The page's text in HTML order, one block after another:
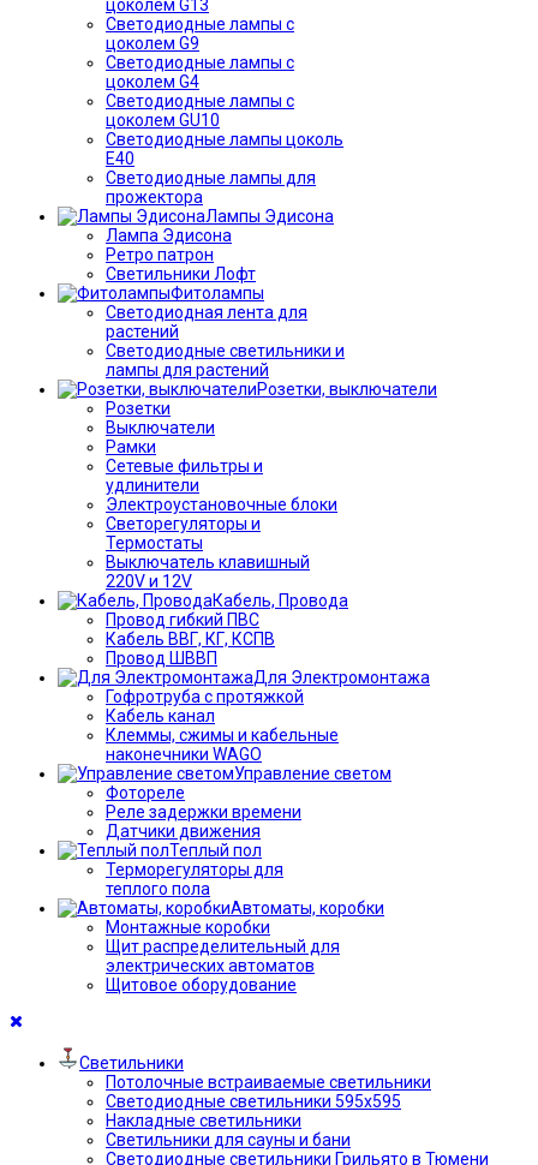
цоколем G13
Светодиодные лампы с
цоколем G9
Светодиодные лампы с
цоколем G4
Светодиодные лампы с
цоколем GU10
Светодиодные лампы цоколь
Е40
Светодиодные лампы для
прожектора
Лампы Эдисона
Лампа Эдисона
Ретро патрон
Светильники Лофт
Фитолампы
Светодиодная лента для
растений
Светодиодные светильники и
лампы для растений
Розетки, выключатели
Розетки
Выключатели
Рамки
Сетевые фильтры и
удлинители
Электроустановочные блоки
Светорегуляторы и
Термостаты
Выключатель клавишный
220V и 12V
Кабель, Провода
Провод гибкий ПВС
Кабель ВВГ, КГ, КСПВ
Провод ШВВП
Для Электромонтажа
Гофротруба с протяжкой
Кабель канал
Клеммы, сжимы и кабельные
наконечники WAGO
Управление светом
Фотореле
Реле задержки времени
Датчики движения
Теплый пол
Терморегуляторы для
теплого пола
Автоматы, коробки
Монтажные коробки
Щит распределительный для
электрических автоматов
Щитовое оборудование
Светильники
Потолочные встраиваемые светильники
Светодиодные светильники 595х595
Накладные светильники
Светильники для сауны и бани
Светодиодные светильники Грильято в Тюмени